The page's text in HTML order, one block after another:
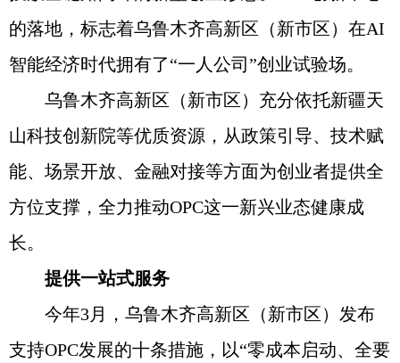
的落地，标志着乌鲁木齐高新区（新市区）在AI
智能经济时代拥有了“一人公司”创业试验场。
乌鲁木齐高新区（新市区）充分依托新疆天
山科技创新院等优质资源，从政策引导、技术赋
能、场景开放、金融对接等方面为创业者提供全
方位支撑，全力推动OPC这一新兴业态健康成
长。
提供一站式服务
今年3月，乌鲁木齐高新区（新市区）发布
支持OPC发展的十条措施，以“零成本启动、全要